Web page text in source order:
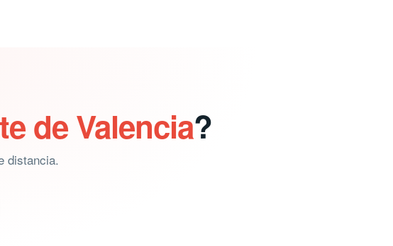
de Valencia?
distancia.